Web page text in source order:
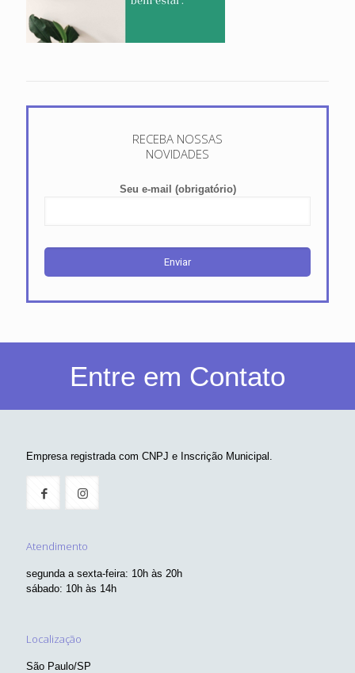
RECEBA NOSSAS
NOVIDADES
Seu e-mail (obrigatório)
Entre em Contato
Empresa registrada com CNPJ e Inscrição Municipal.
Atendimento
segunda a sexta-feira: 10h às 20h
sábado: 10h às 14h
Localização
São Paulo/SP